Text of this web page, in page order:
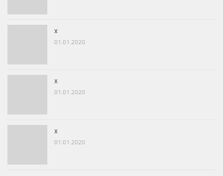
x
01.01.2020
x
01.01.2020
x
01.01.2020